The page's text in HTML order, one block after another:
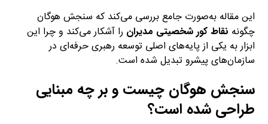
این مقاله به‌صورت جامع بررسی می‌کند که سنجش هوگان
چگونه نقاط کور شخصیتی مدیران را آشکار می‌کند و چرا این
ابزار به یکی از پایه‌های اصلی توسعه رهبری حرفه‌ای در
سازمان‌های پیشرو تبدیل شده است.
سنجش هوگان چیست و بر چه مبنایی
طراحی شده است؟